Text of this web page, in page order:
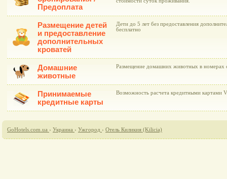
Предоплата
Размещение детей
и предоставление
дополнительных
кроватей
Дети до 5 лет без предоставления
бесплатно
Домашние
животные
Размещение домашних животных в номерах
Принимаемые
кредитные карты
Возможность расчета кредитными картами
GoHotels.com.ua › Украина › Ужгород › Отель Киликия (Kilicia)